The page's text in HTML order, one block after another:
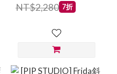
NT$2,280 7折